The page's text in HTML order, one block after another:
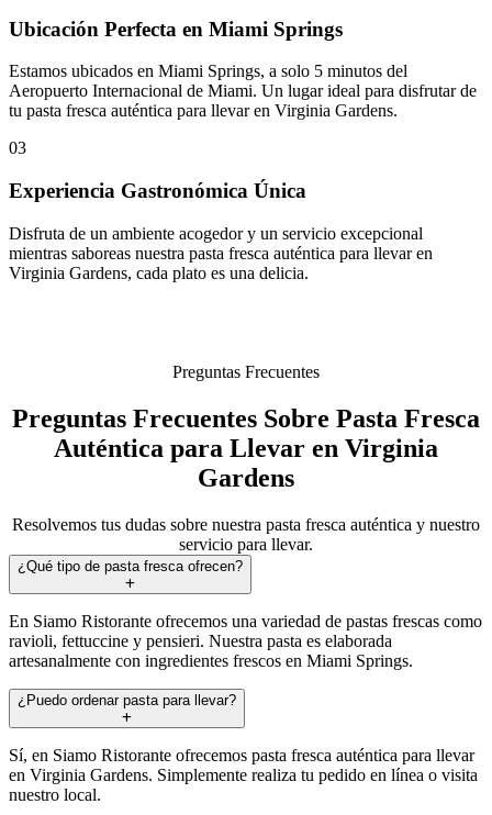
Ubicación Perfecta en Miami Springs
Estamos ubicados en Miami Springs, a solo 5 minutos del
Aeropuerto Internacional de Miami. Un lugar ideal para disfrutar de
tu pasta fresca auténtica para llevar en Virginia Gardens.
03
Experiencia Gastronómica Única
Disfruta de un ambiente acogedor y un servicio excepcional
mientras saboreas nuestra pasta fresca auténtica para llevar en
Virginia Gardens, cada plato es una delicia.
Preguntas Frecuentes
Preguntas Frecuentes Sobre Pasta Fresca
Auténtica para Llevar en Virginia
Gardens
Resolvemos tus dudas sobre nuestra pasta fresca auténtica y nuestro
servicio para llevar.
¿Qué tipo de pasta fresca ofrecen?
En Siamo Ristorante ofrecemos una variedad de pastas frescas como
ravioli, fettuccine y pensieri. Nuestra pasta es elaborada
artesanalmente con ingredientes frescos en Miami Springs.
¿Puedo ordenar pasta para llevar?
Sí, en Siamo Ristorante ofrecemos pasta fresca auténtica para llevar
en Virginia Gardens. Simplemente realiza tu pedido en línea o visita
nuestro local.